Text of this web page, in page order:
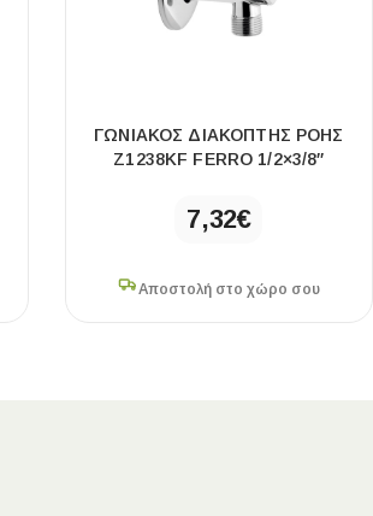
ΓΩΝΙΑΚΌΣ ΔΙΑΚΌΠΤΗΣ ΡΟΉΣ
Z1238KF FERRO 1/2×3/8″
7,32€
Αποστολή στο χώρο σου